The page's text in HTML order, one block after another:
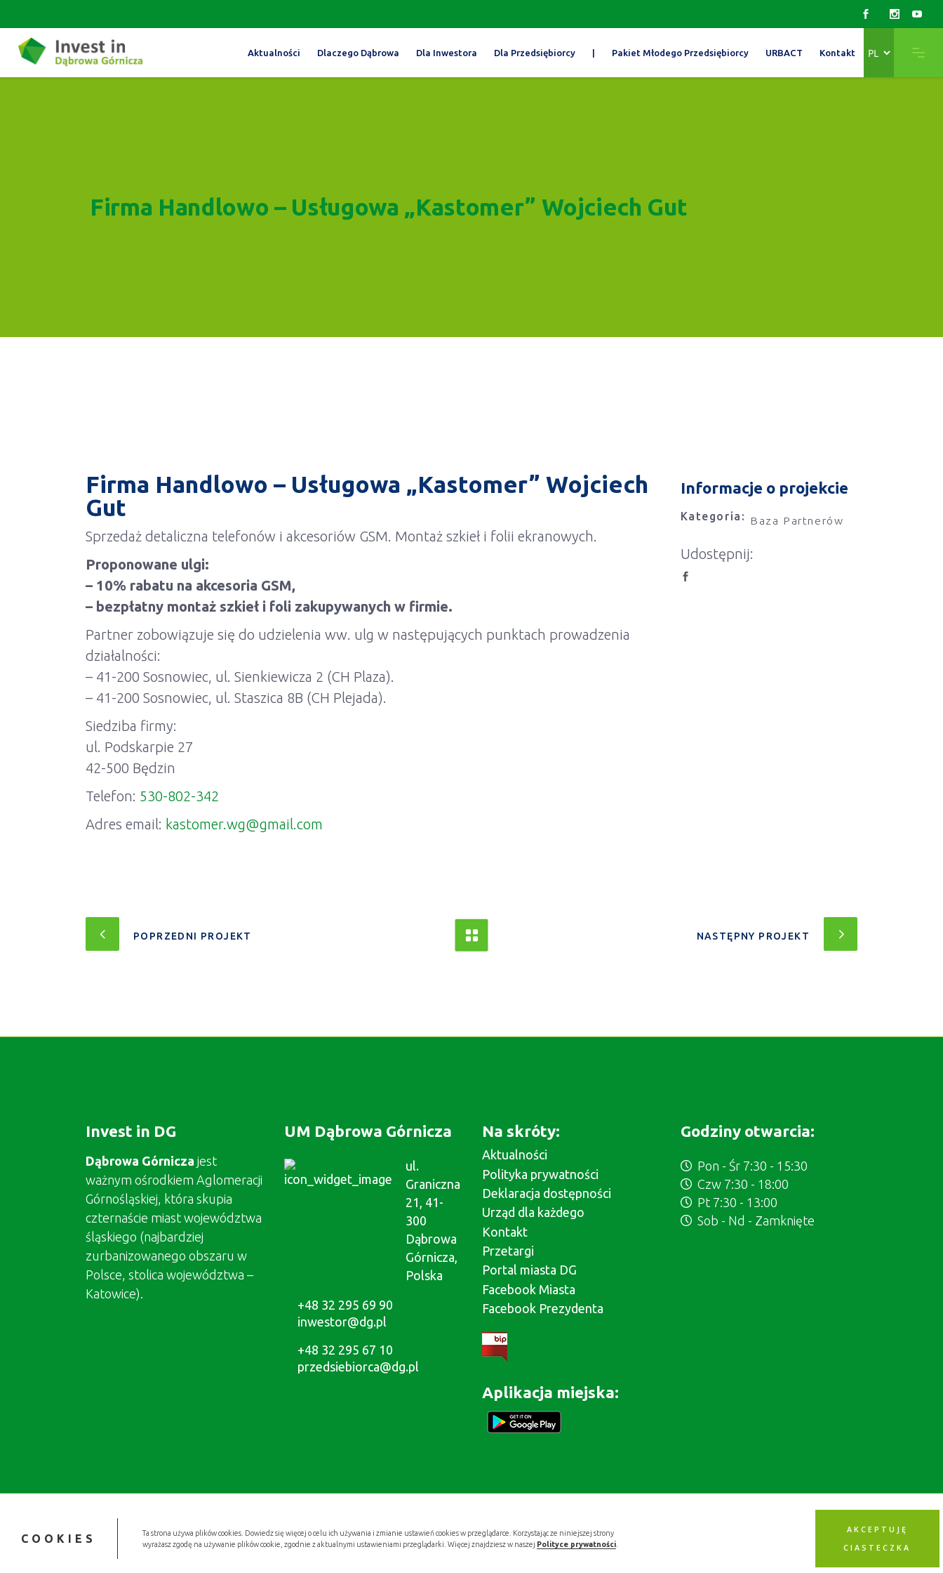
COOKIES
Ta strona używa plików cookies. Dowiedz się więcej o celu ich używania i zmianie ustawień cookies w przeglądarce. Korzystając ze niniejszej strony
wyrażasz zgodę na używanie plików cookie, zgodnie z aktualnymi ustawieniami przeglądarki. Więcej znajdziesz w naszej Polityce prywatności
AKCEPTUJĘ
CIASTECZKA
Aktualności Dlaczego Dąbrowa Dla Inwestora Dla Przedsiębiorcy | Pakiet Młodego Przedsiębiorcy URBACT Kontakt
język
Firma Handlowo – Usługowa „Kastomer” Wojciech Gut
Firma Handlowo – Usługowa „Kastomer” Wojciech
Gut
Sprzedaż detaliczna telefonów i akcesoriów GSM. Montaż szkieł i folii ekranowych.
Proponowane ulgi:
– 10% rabatu na akcesoria GSM,
– bezpłatny montaż szkieł i foli zakupywanych w firmie.
Partner zobowiązuje się do udzielenia ww. ulg w następujących punktach prowadzenia
działalności:
– 41-200 Sosnowiec, ul. Sienkiewicza 2 (CH Plaza).
– 41-200 Sosnowiec, ul. Staszica 8B (CH Plejada).
Siedziba firmy:
ul. Podskarpie 27
42-500 Będzin
Telefon: 530-802-342
Adres email: kastomer.wg@gmail.com
Informacje o projekcie
Kategoria: Baza Partnerów
Udostępnij:
POPRZEDNI PROJEKT NASTĘPNY PROJEKT
Invest in DG
Dąbrowa Górnicza jest
ważnym ośrodkiem Aglomeracji
Górnośląskiej, która skupia
czternaście miast województwa
śląskiego (najbardziej
zurbanizowanego obszaru w
Polsce, stolica województwa –
Katowice).
UM Dąbrowa Górnicza
ul.
Graniczna
21, 41-
300
Dąbrowa
Górnicza,
Polska
+48 32 295 69 90
inwestor@dg.pl
+48 32 295 67 10
przedsiebiorca@dg.pl
Na skróty:
Aktualności
Polityka prywatności
Deklaracja dostępności
Urząd dla każdego
Kontakt
Przetargi
Portal miasta DG
Facebook Miasta
Facebook Prezydenta
Aplikacja miejska:
Godziny otwarcia:
Pon - Śr 7:30 - 15:30
Czw 7:30 - 18:00
Pt 7:30 - 13:00
Sob - Nd - Zamknięte